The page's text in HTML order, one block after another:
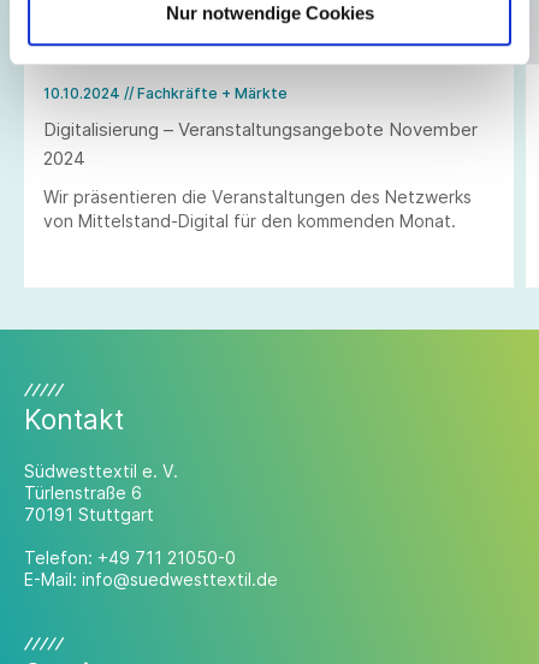
Nur notwendige Cookies
10.10.2024 // Fachkräfte + Märkte
Digitalisierung – Veranstaltungsangebote November
2024
Wir präsentieren die Veranstaltungen des Netzwerks
von Mittelstand-Digital für den kommenden Monat.
Kontakt
Südwesttextil e. V.
Türlenstraße 6
70191 Stuttgart
Telefon: +49 711 21050-0
E-Mail: info@suedwesttextil.de